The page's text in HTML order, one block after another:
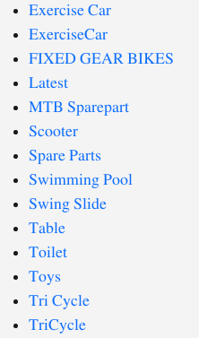
Exercise Car
ExerciseCar
FIXED GEAR BIKES
Latest
MTB Sparepart
Scooter
Spare Parts
Swimming Pool
Swing Slide
Table
Toilet
Toys
Tri Cycle
TriCycle